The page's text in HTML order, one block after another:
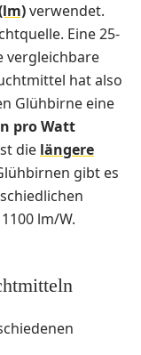
verwendet.
Eine 25-
vergleichbare
hat also
Glühbirne eine
pro Watt
die längere
gibt es
lm/W.